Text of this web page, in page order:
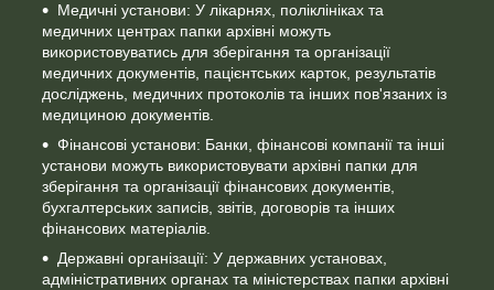
Медичні установи: У лікарнях, поліклініках та
медичних центрах папки архівні можуть
використовуватись для зберігання та організації
медичних документів, пацієнтських карток, результатів
досліджень, медичних протоколів та інших пов'язаних із
медициною документів.
Фінансові установи: Банки, фінансові компанії та інші
установи можуть використовувати архівні папки для
зберігання та організації фінансових документів,
бухгалтерських записів, звітів, договорів та інших
фінансових матеріалів.
Державні організації: У державних установах,
адміністративних органах та міністерствах папки архівні